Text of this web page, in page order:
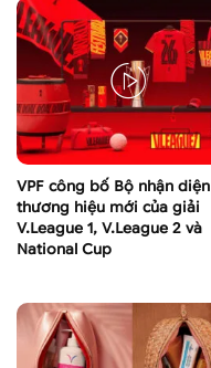
VPF công bố Bộ nhận diện
thương hiệu mới của giải
V.League 1, V.League 2 và
National Cup